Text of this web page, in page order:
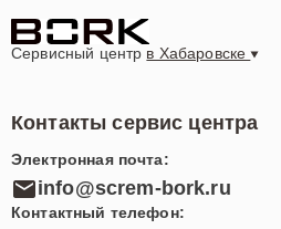
Сервисный центр в Хабаровске
Контакты сервис центра
Электронная почта:
info@screm-bork.ru
Контактный телефон: